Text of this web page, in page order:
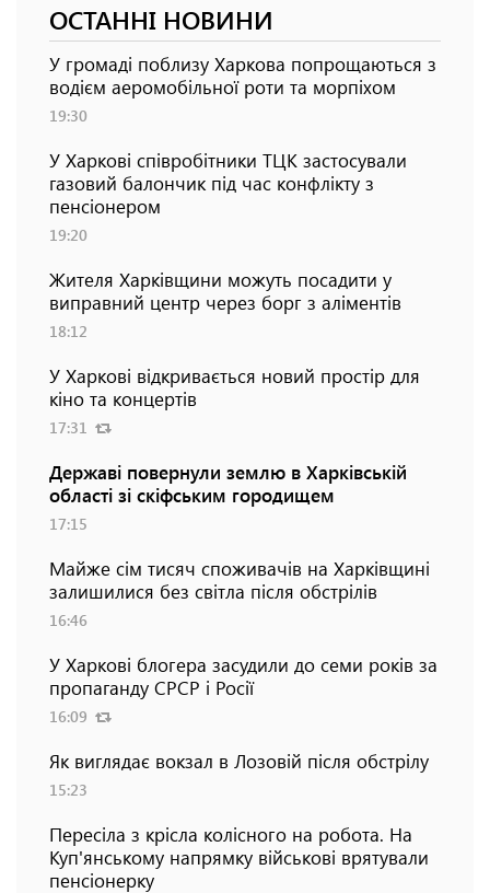
ОСТАННІ НОВИНИ
У громаді поблизу Харкова попрощаються з
водієм аеромобільної роти та морпіхом
19:30
У Харкові співробітники ТЦК застосували
газовий балончик під час конфлікту з
пенсіонером
19:20
Жителя Харківщини можуть посадити у
виправний центр через борг з аліментів
18:12
У Харкові відкривається новий простір для
кіно та концертів
17:31
Державі повернули землю в Харківській
області зі скіфським городищем
17:15
Майже сім тисяч споживачів на Харківщині
залишилися без світла після обстрілів
16:46
У Харкові блогера засудили до семи років за
пропаганду СРСР і Росії
16:09
Як виглядає вокзал в Лозовій після обстрілу
15:23
Пересіла з крісла колісного на робота. На
Куп'янському напрямку військові врятували
пенсіонерку